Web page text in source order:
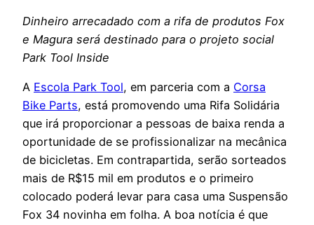
Dinheiro arrecadado com a rifa de produtos Fox
e Magura será destinado para o projeto social
Park Tool Inside
A Escola Park Tool, em parceria com a Corsa
Bike Parts, está promovendo uma Rifa Solidária
que irá proporcionar a pessoas de baixa renda a
oportunidade de se profissionalizar na mecânica
de bicicletas. Em contrapartida, serão sorteados
mais de R$15 mil em produtos e o primeiro
colocado poderá levar para casa uma Suspensão
Fox 34 novinha em folha. A boa notícia é que